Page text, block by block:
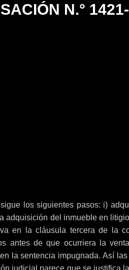
N.°
los siguientes pasos: i)
adquisición del inmueble en
en la cláusula tercera de la
antes de que ocurriera la
la sentencia impugnada. Así
judicial parece que se justifica